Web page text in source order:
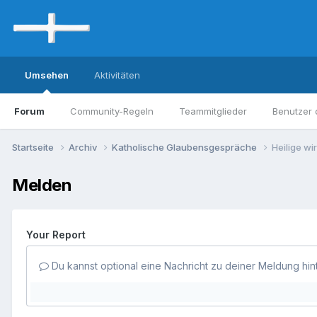
Umsehen
Forum Community-Regeln Teammitglieder Benutzer
Aktivitäten
Startseite Archiv Katholische Glaubensgespräche Heilige
Melden
Your Report
Du kannst optional eine Nachricht zu deiner Meldung